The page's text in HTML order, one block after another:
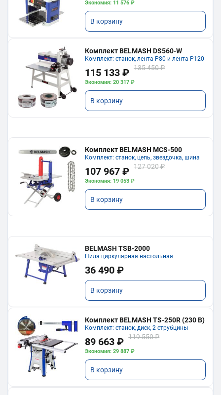
Экономия: 11 576 ₽
В корзину
Комплект BELMASH DS560-W
Комплект: станок, лента P80 и лента P120
115 133 ₽ 135 450 ₽
Экономия: 20 317 ₽
В корзину
Комплект BELMASH MCS-500
Комплект: станок, цепь, звездочка, шина
107 967 ₽ 127 020 ₽
Экономия: 19 053 ₽
В корзину
BELMASH TSB-2000
Пила циркулярная настольная
36 490 ₽
В корзину
Комплект BELMASH TS-250R (230 В)
Комплект: станок, диск, 2 струбцины
89 663 ₽ 119 550 ₽
Экономия: 29 887 ₽
В корзину